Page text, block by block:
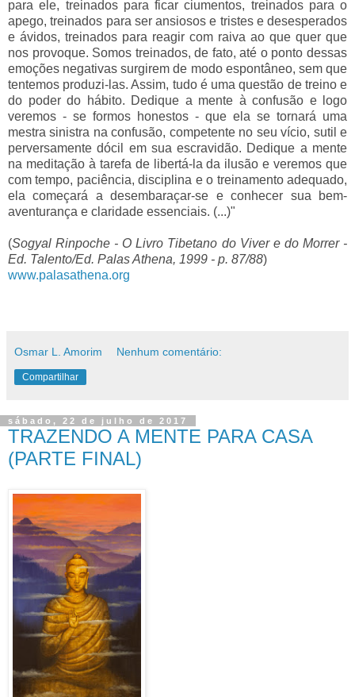
para ele, treinados para ficar ciumentos, treinados para o
apego, treinados para ser ansiosos e tristes e desesperados
e ávidos, treinados para reagir com raiva ao que quer que
nos provoque. Somos treinados, de fato, até o ponto dessas
emoções negativas surgirem de modo espontâneo, sem que
tentemos produzi-las. Assim, tudo é uma questão de treino e
do poder do hábito. Dedique a mente à confusão e logo
veremos - se formos honestos - que ela se tornará uma
mestra sinistra na confusão, competente no seu vício, sutil e
perversamente dócil em sua escravidão. Dedique a mente
na meditação à tarefa de libertá-la da ilusão e veremos que
com tempo, paciência, disciplina e o treinamento adequado,
ela começará a desembaraçar-se e conhecer sua bem-
aventurança e claridade essenciais. (...)"
(Sogyal Rinpoche - O Livro Tibetano do Viver e do Morrer -
Ed. Talento/Ed. Palas Athena, 1999 - p. 87/88)
www.palasathena.org
Osmar L. Amorim Nenhum comentário:
Compartilhar
sábado, 22 de julho de 2017
TRAZENDO A MENTE PARA CASA
(PARTE FINAL)